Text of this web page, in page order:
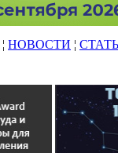
¦ НОВОСТИ ¦